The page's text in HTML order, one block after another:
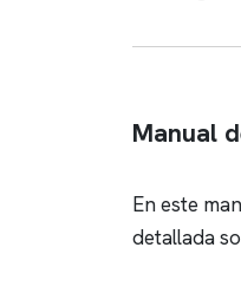
Manual
En este
detallada